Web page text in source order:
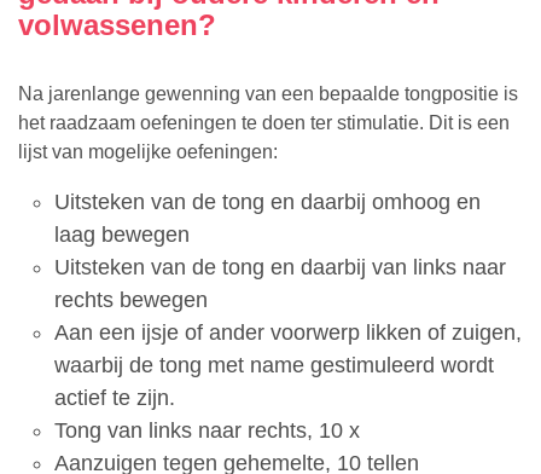
volwassenen?
Na jarenlange gewenning van een bepaalde tongpositie is
het raadzaam oefeningen te doen ter stimulatie. Dit is een
lijst van mogelijke oefeningen:
Uitsteken van de tong en daarbij omhoog en
laag bewegen
Uitsteken van de tong en daarbij van links naar
rechts bewegen
Aan een ijsje of ander voorwerp likken of zuigen,
waarbij de tong met name gestimuleerd wordt
actief te zijn.
Tong van links naar rechts, 10 x
Aanzuigen tegen gehemelte, 10 tellen